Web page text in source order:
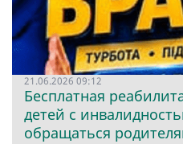
21.06.2026 09:12
Бесплатная
детей с
обращаться